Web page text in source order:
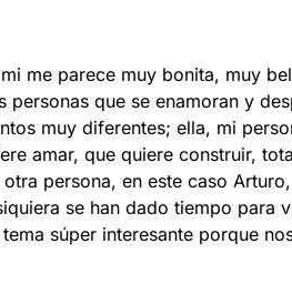
me parece muy bonita, muy
que se enamoran y
muy diferentes; ella, mi
amar, que quiere construir,
persona, en este caso
se han dado tiempo para
súper interesante porque